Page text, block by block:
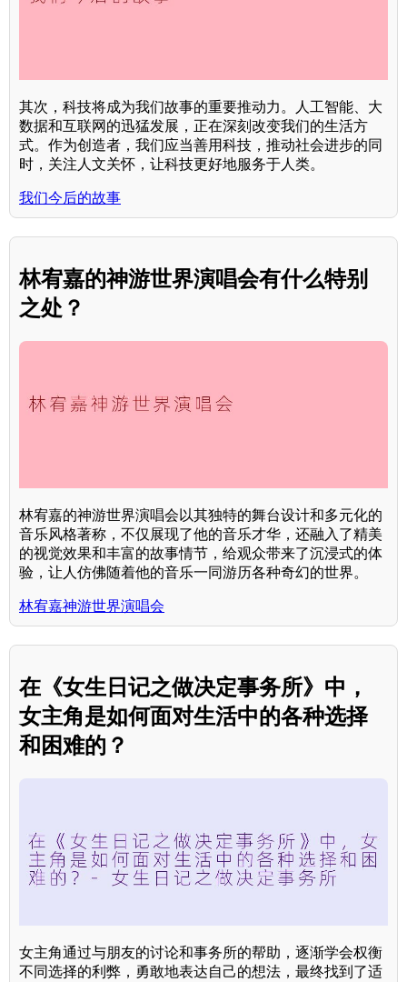
其次，科技将成为我们故事的重要推动力。人工智能、大
数据和互联网的迅猛发展，正在深刻改变我们的生活方
式。作为创造者，我们应当善用科技，推动社会进步的同
时，关注人文关怀，让科技更好地服务于人类。
我们今后的故事
林宥嘉的神游世界演唱会有什么特别
之处？
林宥嘉的神游世界演唱会以其独特的舞台设计和多元化的
音乐风格著称，不仅展现了他的音乐才华，还融入了精美
的视觉效果和丰富的故事情节，给观众带来了沉浸式的体
验，让人仿佛随着他的音乐一同游历各种奇幻的世界。
林宥嘉神游世界演唱会
在《女生日记之做决定事务所》中，
女主角是如何面对生活中的各种选择
和困难的？
女主角通过与朋友的讨论和事务所的帮助，逐渐学会权衡
不同选择的利弊，勇敢地表达自己的想法，最终找到了适